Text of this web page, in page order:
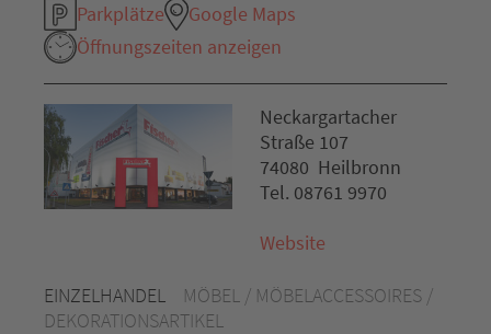
Parkplätze
Google Maps
Öffnungszeiten anzeigen
EINZELHANDEL
MÖBEL / MÖBELACCESSOIRES /
DEKORATIONSARTIKEL
Neckargartacher
Straße 107
74080 Heilbronn
Tel. 08761 9970
Website